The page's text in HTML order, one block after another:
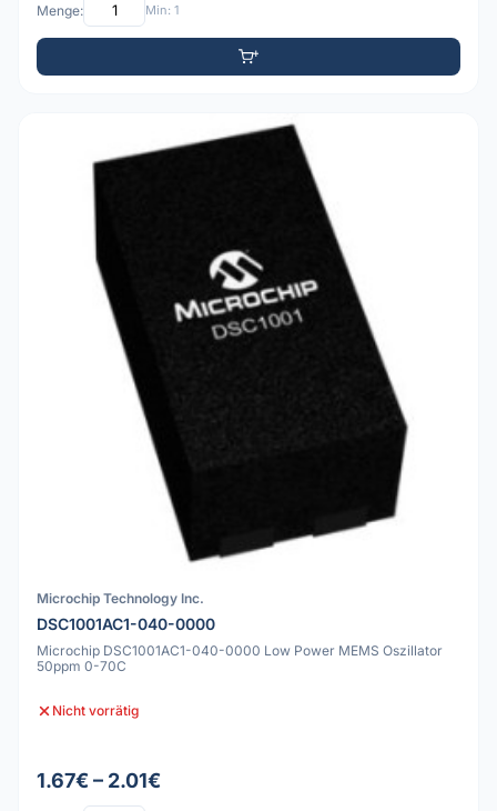
Menge: Min: 1
Microchip Technology Inc.
DSC1001AC1-040-0000
Microchip DSC1001AC1-040-0000 Low Power MEMS Oszillator
50ppm 0-70C
Nicht vorrätig
1.67€ – 2.01€